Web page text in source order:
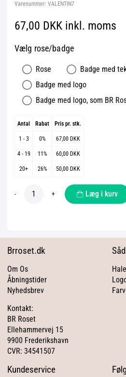
Varenummer: VALENTIN7
67,00 DKK inkl. moms
Vælg rose/badge
Rose
Badge med
Badge med logo
Badge med logo, som BR
Antal Rabat Pris pr. stk.
1 - 3 0% 67,00 DKK
4 - 19 11% 60,00 DKK
20+ 26% 50,00 DKK
- + Læg i kurv
Brroset.dk
Om Os
Åbningstider
Nyhedsbrev
Kontakt:
BR Roset
Ellehammervej 15
9900 Frederikshavn
CVR: 34541507
Kundeservice